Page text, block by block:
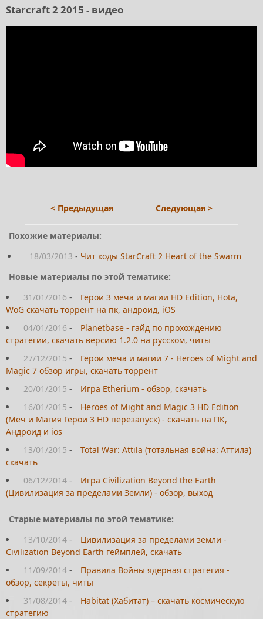
Starcraft 2 2015 - видео
< Предыдущая Следующая >
Похожие материалы:
18/03/2013 - Чит коды StarCraft 2 Heart of the Swarm
Новые материалы по этой тематике:
31/01/2016 -
Герои 3 меча и магии HD Edition, Hota,
WoG скачать торрент на пк, андроид, iOS
04/01/2016 -
Planetbase - гайд по прохождению
стратегии, скачать версию 1.2.0 на русском, читы
27/12/2015 -
Герои меча и магии 7 - Heroes of Might and
Magic 7 обзор игры, скачать торрент
20/01/2015 -
Игра Etherium - обзор, скачать
16/01/2015 -
Heroes of Might and Magic 3 HD Edition
(Меч и Магия Герои 3 HD перезапуск) - скачать на ПК,
Андроид и ios
13/01/2015 -
Total War: Attila (тотальная война: Аттила)
скачать
06/12/2014 -
Игра Civilization Beyond the Earth
(Цивилизация за пределами Земли) - обзор, выход
Старые материалы по этой тематике:
13/10/2014 -
Цивилизация за пределами земли -
Civilization Beyond Earth геймплей, скачать
11/09/2014 -
Правила Войны ядерная стратегия -
обзор, секреты, читы
31/08/2014 -
Habitat (Хабитат) – скачать космическую
стратегию